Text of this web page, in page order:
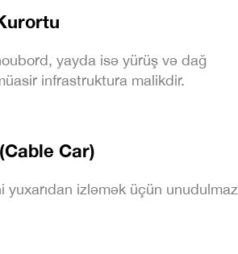
yayda isə yürüş və dağ
infrastruktura malikdir.
Car)
yuxarıdan izləmək üçün unudulmaz